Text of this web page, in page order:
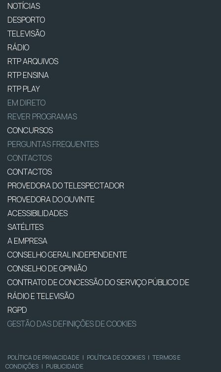
NOTÍCIAS
DESPORTO
TELEVISÃO
RÁDIO
RTP ARQUIVOS
RTP ENSINA
RTP PLAY
EM DIRETO
REVER PROGRAMAS
CONCURSOS
PERGUNTAS FREQUENTES
CONTACTOS
CONTACTOS
PROVEDORA DO TELESPECTADOR
PROVEDORA DO OUVINTE
ACESSIBILIDADES
SATÉLITES
A EMPRESA
CONSELHO GERAL INDEPENDENTE
CONSELHO DE OPINIÃO
CONTRATO DE CONCESSÃO DO SERVIÇO PÚBLICO DE
RÁDIO E TELEVISÃO
RGPD
GESTÃO DAS DEFINIÇÕES DE COOKIES
POLÍTICA DE PRIVACIDADE | POLÍTICA DE COOKIES | TERMOS E
CONDIÇÕES | PUBLICIDADE